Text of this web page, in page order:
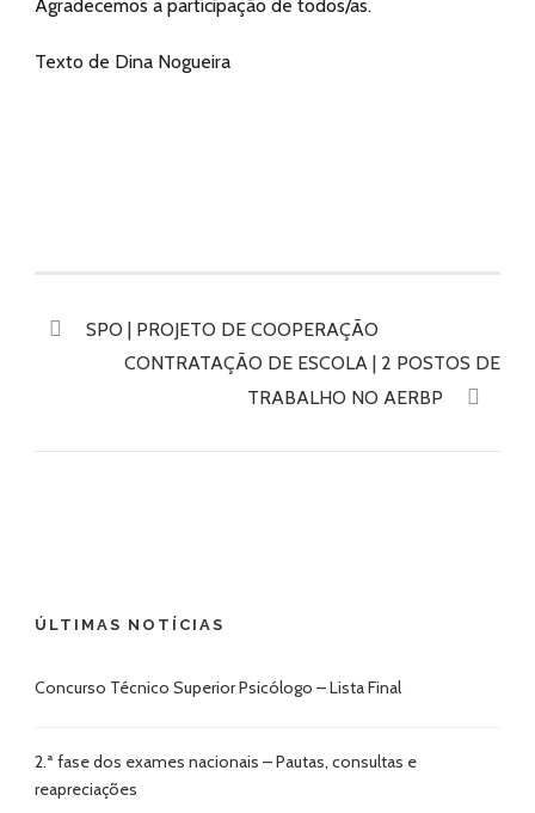
Agradecemos a participação de todos/as.
Texto de Dina Nogueira
SPO | PROJETO DE COOPERAÇÃO
CONTRATAÇÃO DE ESCOLA | 2 POSTOS DE
TRABALHO NO AERBP
ÚLTIMAS NOTÍCIAS
Concurso Técnico Superior Psicólogo – Lista Final
2.ª fase dos exames nacionais – Pautas, consultas e
reapreciações